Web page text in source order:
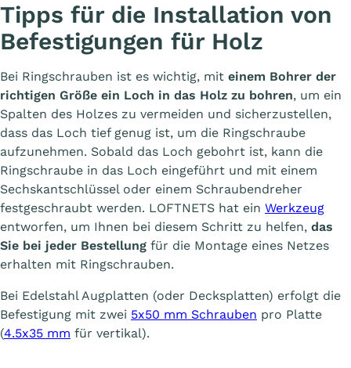
Tipps für die Installation von
Befestigungen für Holz
Bei Ringschrauben ist es wichtig, mit einem Bohrer der
richtigen Größe ein Loch in das Holz zu bohren, um ein
Spalten des Holzes zu vermeiden und sicherzustellen,
dass das Loch tief genug ist, um die Ringschraube
aufzunehmen. Sobald das Loch gebohrt ist, kann die
Ringschraube in das Loch eingeführt und mit einem
Sechskantschlüssel oder einem Schraubendreher
festgeschraubt werden. LOFTNETS hat ein Werkzeug
entworfen, um Ihnen bei diesem Schritt zu helfen, das
Sie bei jeder Bestellung für die Montage eines Netzes
erhalten mit Ringschrauben.
Bei Edelstahl Augplatten (oder Decksplatten) erfolgt die
Befestigung mit zwei 5x50 mm Schrauben pro Platte
(4.5x35 mm für vertikal).